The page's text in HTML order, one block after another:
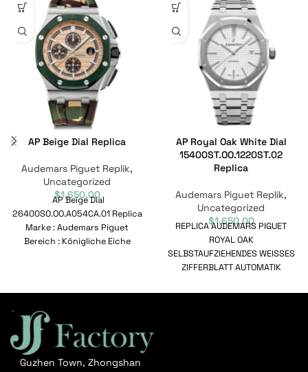
AP Beige Dial Replica
Audemars Piguet Replik,
Uncategorized
$1,650.00
AP Beige Dial
26400SO.OO.A054CA.01 Replica
Marke : Audemars Piguet
Bereich : Königliche Eiche
Bewegung
AP Royal Oak White Dial
15400ST.OO.1220ST.02
Replica
Audemars Piguet Replik,
Uncategorized
$1,650.00
REPLICA AUDEMARS PIGUET
ROYAL OAK
SELBSTAUFZIEHENDES WEISSES
ZIFFERBLATT AUTOMATIK
Audemars Piguet Bereich :
Guzhen Town, Zhongshan